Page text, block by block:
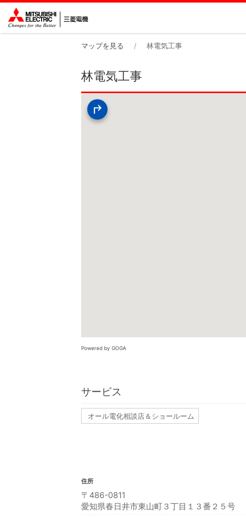
マップを見る 林電気工事
林電気工事
Powered by GOGA
サービス
オール電化相談店＆ショールーム
住所
〒486-0811
愛知県春日井市東山町３丁目１３番２５号